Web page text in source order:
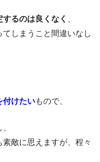
るのは良くなく 、
しまうこと間違いなし
付けたいもので、
敵に思えますが、程々